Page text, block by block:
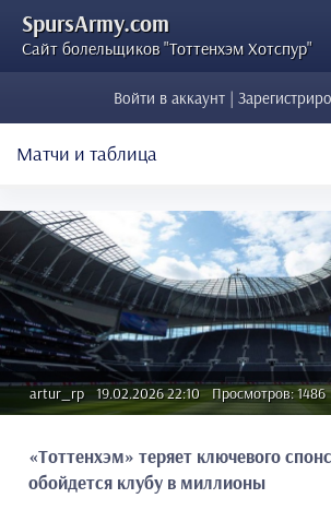
SpursArmy.com
Сайт болельщиков "Тоттенхэм Хотспур"
Войти в аккаунт |
Матчи и таблица
artur_rp 19.02.2026 22:10 Просмотров: 1486
«Тоттенхэм» теряет ключевого
обойдется клубу в миллионы